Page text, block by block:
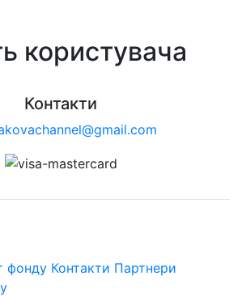
користувача
Контакти
фонду Контакти Партнери